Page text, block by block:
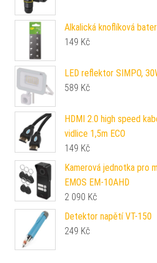
Alkalická knoflíková
149 Kč
LED reflektor SIMPO,
589 Kč
HDMI 2.0 high speed
vidlice 1,5m ECO
149 Kč
Kamerová jednotka pro
EMOS EM-10AHD
2 090 Kč
Detektor napětí VT-150
249 Kč